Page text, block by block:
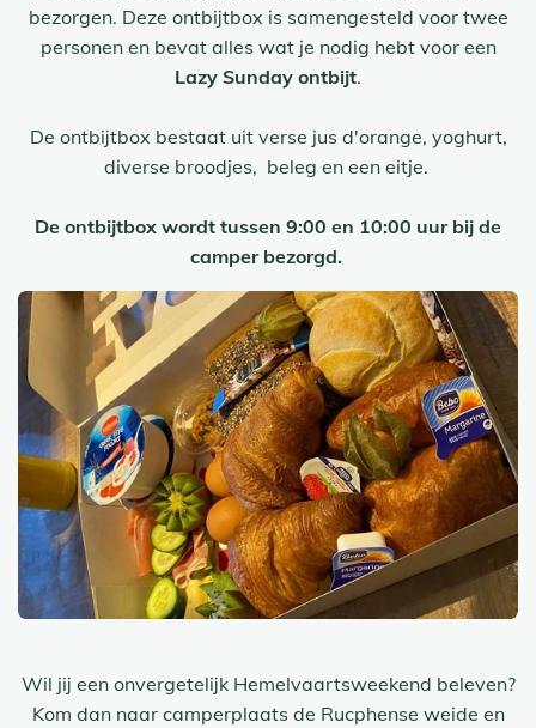
bezorgen. Deze ontbijtbox is samengesteld voor twee
personen en bevat alles wat je nodig hebt voor een
Lazy Sunday ontbijt.
De ontbijtbox bestaat uit verse jus d'orange, yoghurt,
diverse broodjes, beleg en een eitje.
De ontbijtbox wordt tussen 9:00 en 10:00 uur bij de
camper bezorgd.
Wil jij een onvergetelijk Hemelvaartsweekend beleven?
Kom dan naar camperplaats de Rucphense weide en